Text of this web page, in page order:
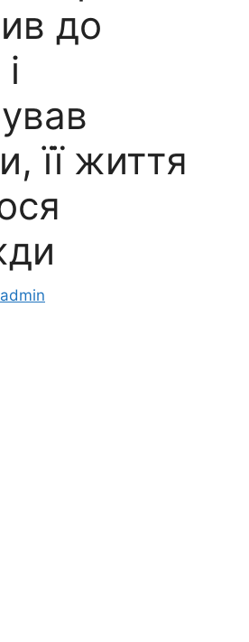
до
її життя
admin